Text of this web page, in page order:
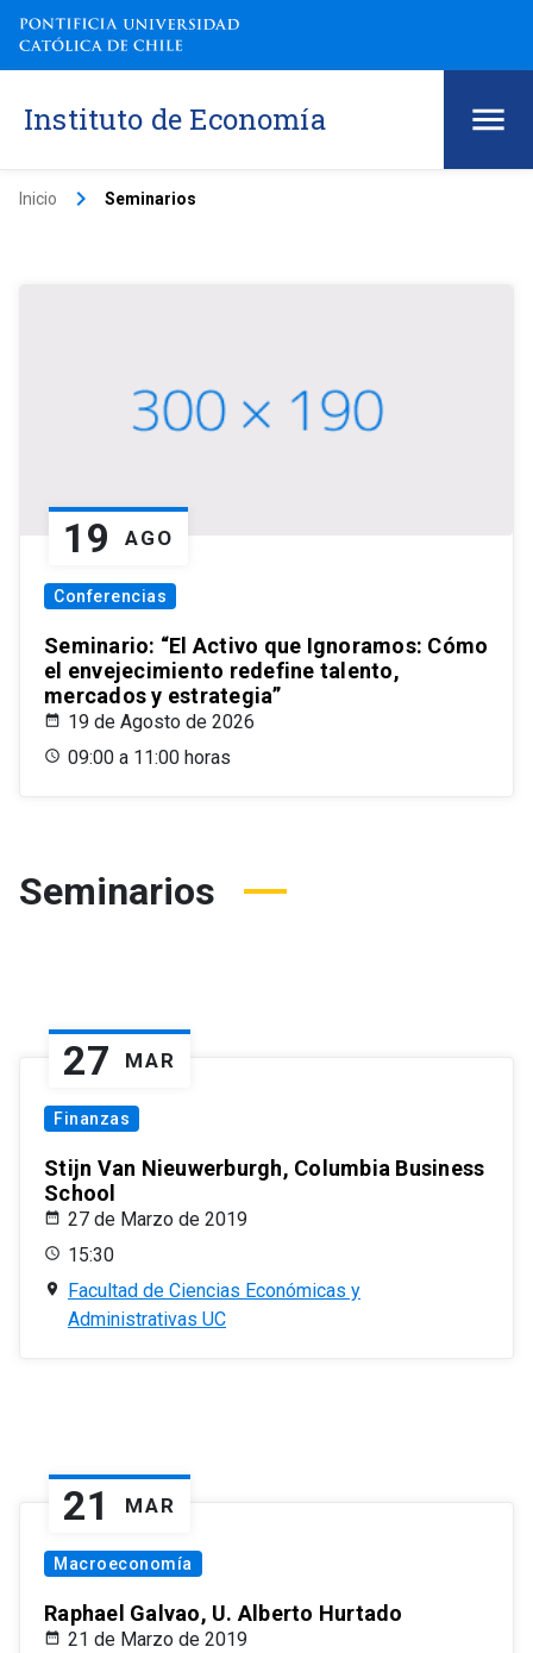
Instituto de Economía
Inicio keyboard_arrow_right Seminarios
19 AGO
Conferencias
Seminario: “El Activo que Ignoramos: Cómo
el envejecimiento redefine talento,
mercados y estrategia”
19 de Agosto de 2026
09:00 a 11:00 horas
Seminarios
27 MAR
Finanzas
Stijn Van Nieuwerburgh, Columbia Business
School
27 de Marzo de 2019
15:30
Facultad de Ciencias Económicas y
Administrativas UC
21 MAR
Macroeconomía
Raphael Galvao, U. Alberto Hurtado
21 de Marzo de 2019